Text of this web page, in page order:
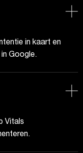
in kaart en
Google.
Vitals